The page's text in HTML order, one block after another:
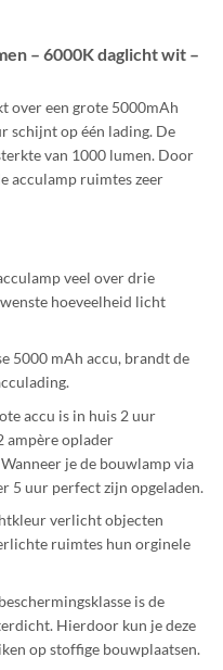
– 6000K daglicht wit –
over een grote 5000mAh
schijnt op één lading. De
van 1000 lumen. Door
acculamp ruimtes zeer
veel over drie
hoeveelheid licht
5000 mAh accu, brandt de
accu is in huis 2 uur
ampère oplader
je de bouwlamp via
5 uur perfect zijn opgeladen.
verlicht objecten
ruimtes hun orginele
is de
Hierdoor kun je deze
op stoffige bouwplaatsen.